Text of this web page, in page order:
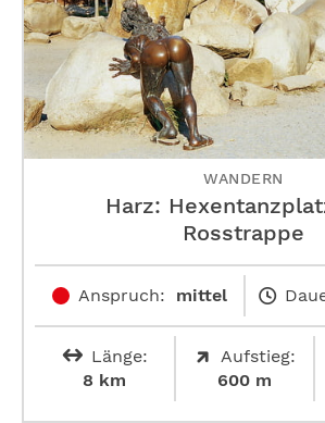
WANDERN
Harz:
Rosstrappe
Anspruch: mittel
Länge:
8 km
Aufstieg:
600 m